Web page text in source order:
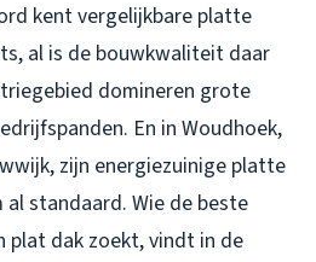
kent vergelijkbare platte
al is de bouwkwaliteit daar
domineren grote
En in Woudhoek,
zijn energiezuinige platte
standaard. Wie de beste
plat dak zoekt, vindt in de